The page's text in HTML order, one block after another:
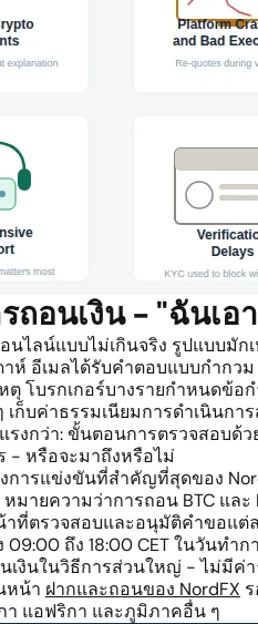
อนเงิน - "ฉันเอ
ลน์แบบไม่เกินจริง รูปแบบมัก
ห์ อีเมลได้รับคำตอบแบบกำก
โบรกเกอร์บางรายกำหนดข้
เก็บค่าธรรมเนียมการดำเนิน
งกว่า: ขั้นตอนการตรวจสอบ
- หรือจะมาถึงหรือไม่
การแข่งขันที่สำคัญที่สุดของ
ายความว่าการถอน BTC และ
าที่ตรวจสอบและอนุมัติคำขอ
ถึง 18:00 CET ในวันทำก
งินในวิธีการส่วนใหญ่ - ไม่มีค่า
หน้า ฝากและถอนของ NordFX
า แอฟริกา และภูมิภาคอื่น ๆ